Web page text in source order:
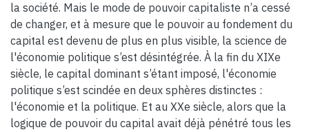
la société. Mais le mode de pouvoir capitaliste n’a cessé
de changer, et à mesure que le pouvoir au fondement du
capital est devenu de plus en plus visible, la science de
l'économie politique s’est désintégrée. À la fin du XIXe
siècle, le capital dominant s’étant imposé, l'économie
politique s’est scindée en deux sphères distinctes :
l'économie et la politique. Et au XXe siècle, alors que la
logique de pouvoir du capital avait déjà pénétré tous les